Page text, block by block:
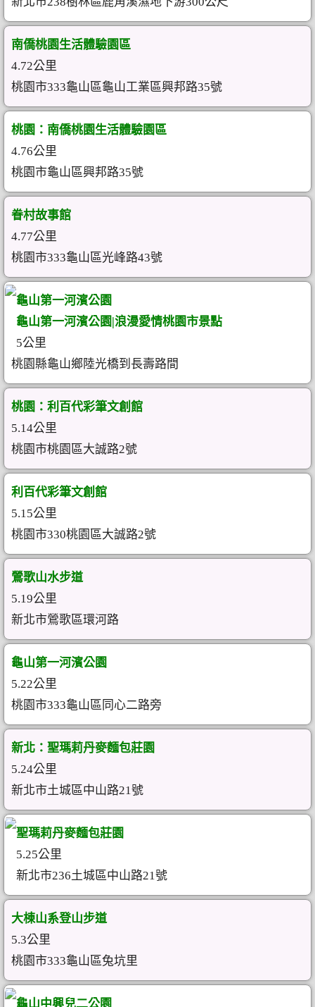
南僑桃園生活體驗園區
4.72公里
桃園市333龜山區龜山工業區興邦路35號
桃園：南僑桃園生活體驗園區
4.76公里
桃園市龜山區興邦路35號
眷村故事館
4.77公里
桃園市333龜山區光峰路43號
龜山第一河濱公園
龜山第一河濱公園|浪漫愛情桃園市景點
5公里
桃園縣龜山鄉陸光橋到長壽路間
桃園：利百代彩筆文創館
5.14公里
桃園市桃園區大誠路2號
利百代彩筆文創館
5.15公里
桃園市330桃園區大誠路2號
鶯歌山水步道
5.19公里
新北市鶯歌區環河路
龜山第一河濱公園
5.22公里
桃園市333龜山區同心二路旁
新北：聖瑪莉丹麥麵包莊園
5.24公里
新北市土城區中山路21號
聖瑪莉丹麥麵包莊園
5.25公里
新北市236土城區中山路21號
大棟山系登山步道
5.3公里
桃園市333龜山區兔坑里
龜山中興兒二公園